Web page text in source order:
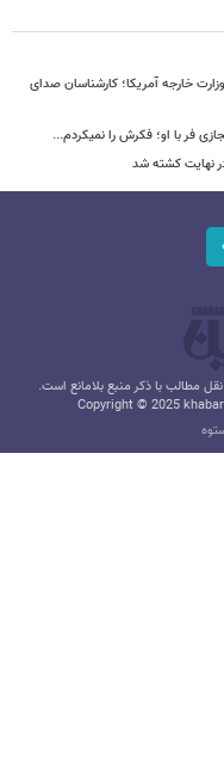
خارجه آمریکا؛ کارشناسان صدای
فر با او؛ فکرش را نمیکردم...
نهایت کشته شد
مطالب با ذکر منبع بلامانع است.
Copyright © 2025